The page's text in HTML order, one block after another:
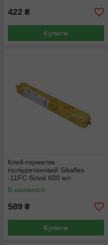
422 ₴
Купити
Клей-герметик
поліуретановий Sikaflex
-11FC білий 600 мл
В наявності
589 ₴
Купити